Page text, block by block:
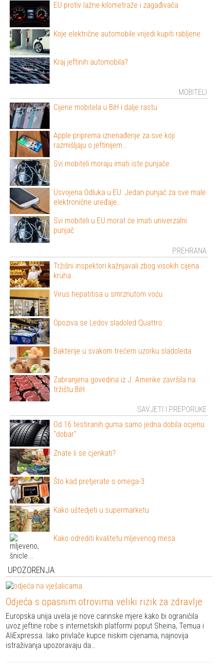
EU protiv lažne kilometraže i zagađivača
Koje električne automobile vrijedi kupiti rabljene
Kraj jeftinih automobila?
MOBITELI
Cijene mobitela u BiH i dalje rastu
Apple priprema iznenađenje za sve koji
razmišljaju o jeftinijem…
Svi mobiteli moraju imati iste punjače
Usvojena Odluka u EU: Jedan punjač za sve male
elektronične uređaje…
Svi mobiteli u EU morat će imati univerzalni
punjač
PREHRANA
Tržišni inspektori kažnjavali zbog visokih cijena
kruha
Virus hepatitisa u smrznutom voću
Opoziva se Ledov sladoled Quattro
Bakterije u svakom trećem uzorku sladoleda
Zabranjena govedina iz J. Amerike završila na
tržištu BiH
SAVJETI I PREPORUKE
Od 16 testiranih guma samo jedna dobila ocjenu
"dobar"
Znate li se cjenkati?
Što kad pretjerate s omega-3
Kako uštedjeti u supermarketu
Kako odrediti kvalitetu mljevenog mesa
UPOZORENJA
Odjeća s opasnim otrovima veliki rizik za zdravlje
Europska unija uvela je nove carinske mjere kako bi ograničila
uvoz jeftine robe s internetskih platformi poput Sheina, Temua i
AliExpressa. Iako privlače kupce niskim cijenama, najnovija
istraživanja upozoravaju da…